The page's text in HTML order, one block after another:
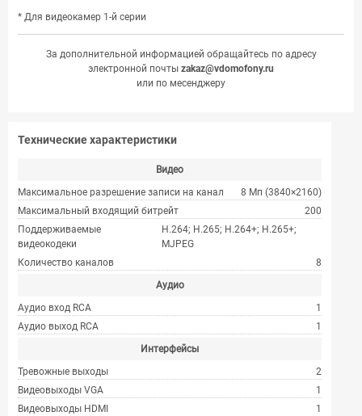
* Для видеокамер 1-й серии
За дополнительной информацией обращайтесь по адресу
электронной почты zakaz@vdomofony.ru
или по месенджеру
Технические характеристики
Видео
Максимальное разрешение записи на канал
8 Мп (3840×2160)
Максимальный входящий битрейт
200
Поддерживаемые
видеокодеки
H.264; H.265; H.264+; H.265+;
MJPEG
Количество каналов
8
Аудио
Аудио вход RCA
1
Аудио выход RCA
1
Интерфейсы
Тревожные выходы
2
Видеовыходы VGA
1
Видеовыходы HDMI
1